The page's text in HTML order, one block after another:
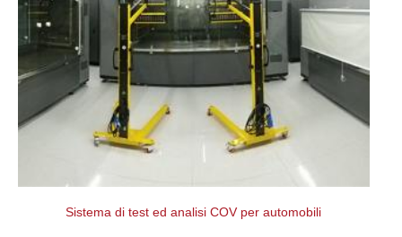
Sistema di test ed analisi COV per automobili